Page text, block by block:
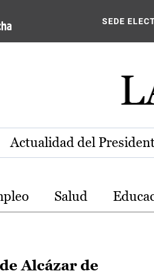
de Castilla-
SEDE
Actualidad del
Salud
Alcázar de